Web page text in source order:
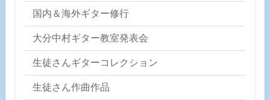
国内＆海外ギター修行
大分中村ギター教室発表会
生徒さんギターコレクション
生徒さん作曲作品